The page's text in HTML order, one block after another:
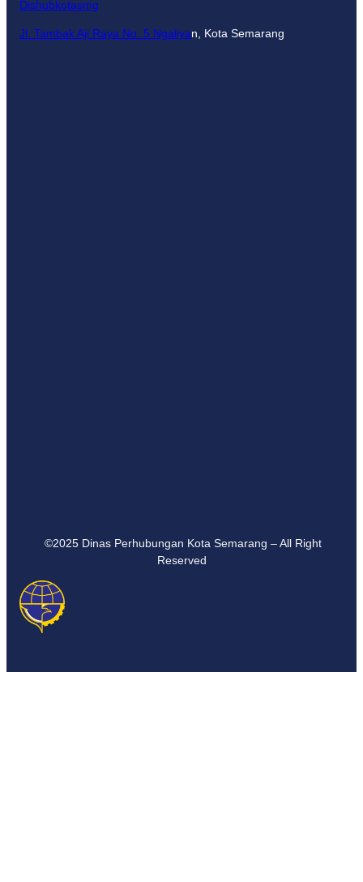
Dishubkotasmg
Jl. Tambak Aji Raya No. 5 Ngaliyan, Kota Semarang
©2025 Dinas Perhubungan Kota Semarang – All Right
Reserved